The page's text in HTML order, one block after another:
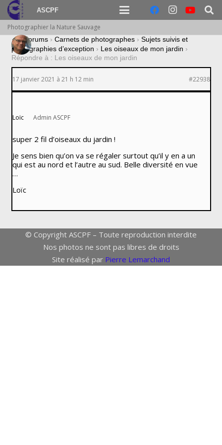
ASCPF
Photographier la Nature Sauvage
› Forums › Carnets de photographes › Sujets suivis et
photographies d’exception › Les oiseaux de mon jardin ›
Répondre à : Les oiseaux de mon jardin
17 janvier 2021 à 21 h 12 min #22938
Loïc Admin ASCPF
super 2 fil d’oiseaux du jardin !
Je sens bien qu’on va se régaler surtout qu’il y en a un
qui est au nord et l’autre au sud. Belle diversité en vue
…
Loïc
© Copyright ASCPF – Toute reproduction interdite
Nos photos ne sont pas libres de droits
Site réalisé par Pierre Lemarchand